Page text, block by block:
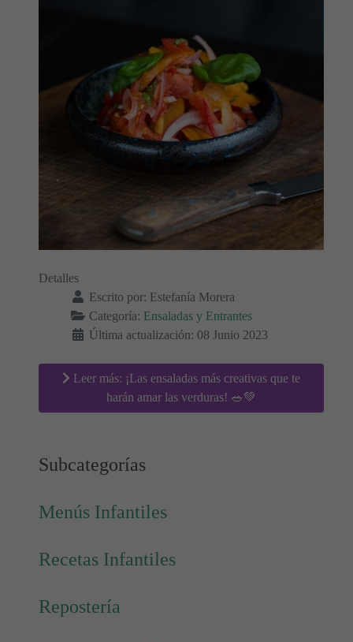
Detalles
Escrito por: Estefanía Morera
Categoría: Ensaladas y Entrantes
Última actualización: 08 Junio 2023
Leer más: ¡Las ensaladas más creativas que te
harán amar las verduras! 🥗💚
Subcategorías
Menús Infantiles
Recetas Infantiles
Repostería